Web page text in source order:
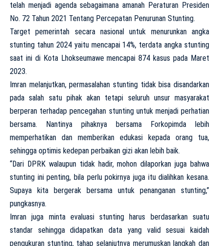
telah menjadi agenda sebagaimana amanah Peraturan Presiden
No. 72 Tahun 2021 Tentang Percepatan Penurunan Stunting.
Target pemerintah secara nasional untuk menurunkan angka
stunting tahun 2024 yaitu mencapai 14%, terdata angka stunting
saat ini di Kota Lhokseumawe mencapai 874 kasus pada Maret
2023.
Imran melanjutkan, permasalahan stunting tidak bisa disandarkan
pada salah satu pihak akan tetapi seluruh unsur masyarakat
berperan terhadap pencegahan stunting untuk menjadi perhatian
bersama. Nantinya pihaknya bersama Forkopimda lebih
memperhatikan dan memberikan edukasi kepada orang tua,
sehingga optimis kedepan perbaikan gizi akan lebih baik.
“Dari DPRK walaupun tidak hadir, mohon dilaporkan juga bahwa
stunting ini penting, bila perlu pokirnya juga itu dialihkan kesana.
Supaya kita bergerak bersama untuk penanganan stunting,”
pungkasnya.
Imran juga minta evaluasi stunting harus berdasarkan suatu
standar sehingga didapatkan data yang valid sesuai kaidah
pengukuran stunting, tahap selanjutnya merumuskan langkah dan